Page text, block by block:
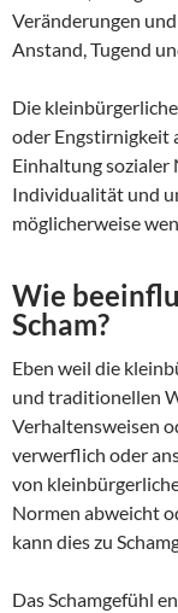
Veränderungen
Anstand, Tugend
Die
oder Engstirnigkeit
Einhaltung
Individualität und
möglicherweise
Wie
Scham?
Eben weil die
und traditionellen
Verhaltensweisen
verwerflich oder
von
Normen abweicht
kann dies zu
Das Schamgefühl